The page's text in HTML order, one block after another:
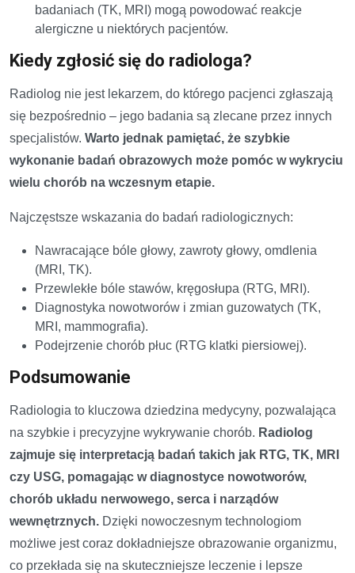
badaniach (TK, MRI) mogą powodować reakcje
alergiczne u niektórych pacjentów.
Kiedy zgłosić się do radiologa?
Radiolog nie jest lekarzem, do którego pacjenci zgłaszają
się bezpośrednio – jego badania są zlecane przez innych
specjalistów. Warto jednak pamiętać, że szybkie
wykonanie badań obrazowych może pomóc w wykryciu
wielu chorób na wczesnym etapie.
Najczęstsze wskazania do badań radiologicznych:
Nawracające bóle głowy, zawroty głowy, omdlenia
(MRI, TK).
Przewlekłe bóle stawów, kręgosłupa (RTG, MRI).
Diagnostyka nowotworów i zmian guzowatych (TK,
MRI, mammografia).
Podejrzenie chorób płuc (RTG klatki piersiowej).
Podsumowanie
Radiologia to kluczowa dziedzina medycyny, pozwalająca
na szybkie i precyzyjne wykrywanie chorób. Radiolog
zajmuje się interpretacją badań takich jak RTG, TK, MRI
czy USG, pomagając w diagnostyce nowotworów,
chorób układu nerwowego, serca i narządów
wewnętrznych. Dzięki nowoczesnym technologiom
możliwe jest coraz dokładniejsze obrazowanie organizmu,
co przekłada się na skuteczniejsze leczenie i lepsze